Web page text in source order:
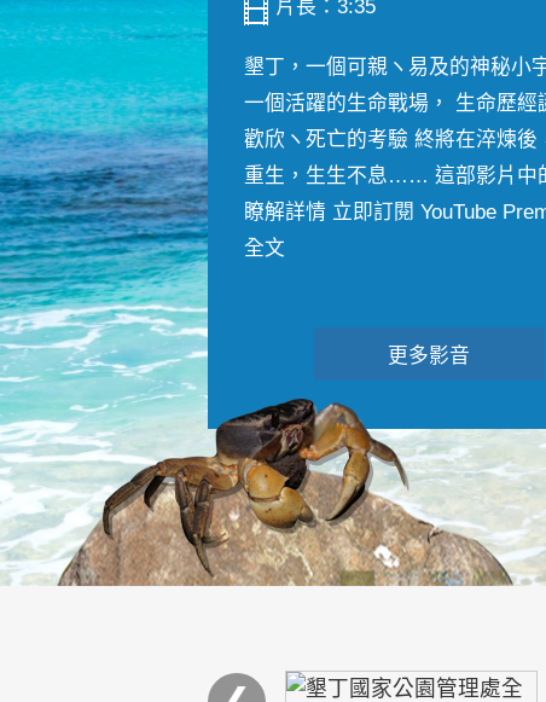
片長：3:35
墾丁，一個可親ヽ易及的神秘小
一個活躍的生命戰場， 生命歷經
歡欣ヽ死亡的考驗 終將在淬煉後
重生，生生不息…… 這部影片中
瞭解詳情 立即訂閱 YouTube
全文
更多影音